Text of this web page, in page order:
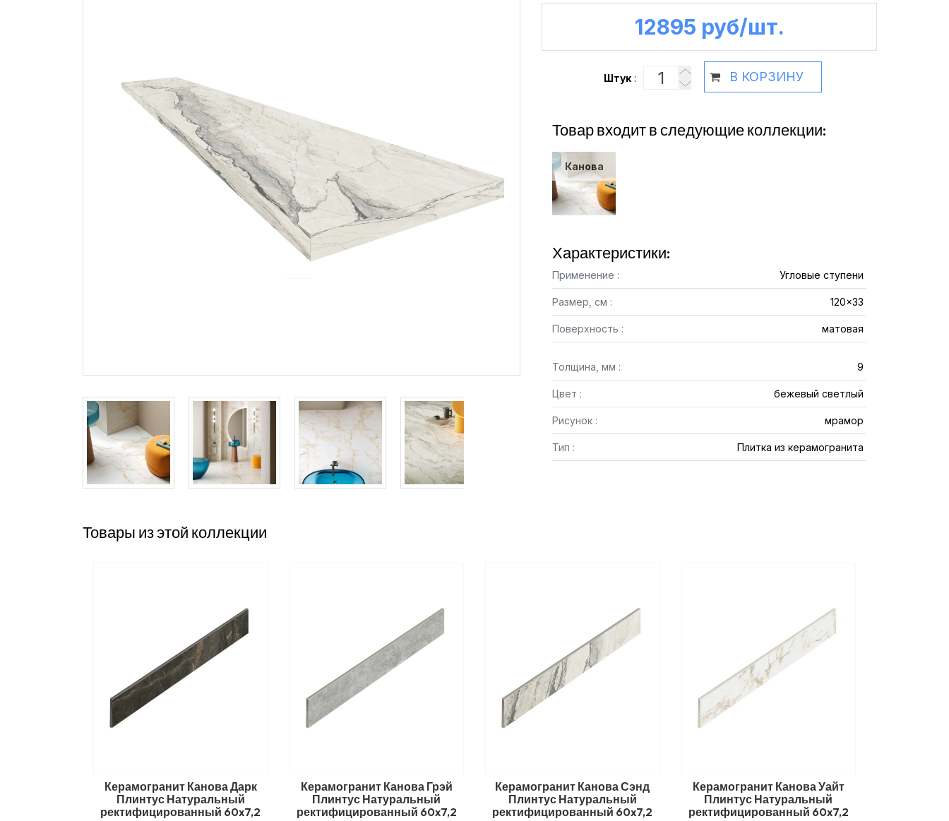
12895 руб /шт.
Штук : В КОРЗИНУ
Товар входит в следующие коллекции:
Канова
Характеристики:
Применение : Угловые ступени
Размер, см : 120x33
Поверхность : матовая
Толщина, мм : 9
Цвет : бежевый светлый
Рисунок : мрамор
Тип : Плитка из керамогранита
Товары из этой коллекции
Керамогранит Канова Дарк
Плинтус Натуральный
ректифицированный 60x7,2
Керамогранит Канова Грэй
Плинтус Натуральный
ректифицированный 60x7,2
Керамогранит Канова Сэнд
Плинтус Натуральный
ректифицированный 60x7,2
Керамогранит Канова Уайт
Плинтус Натуральный
ректифицированный 60x7,2